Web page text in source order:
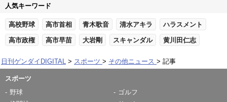
人気キーワード
高校野球 高市首相 青木歌音 清水アキラ ハラスメント
高市政権 高市早苗 大岩剛 スキャンダル 黄川田仁志
日刊ゲンダイDIGITAL スポーツ その他ニュース 記事
スポーツ
野球
ゴルフ